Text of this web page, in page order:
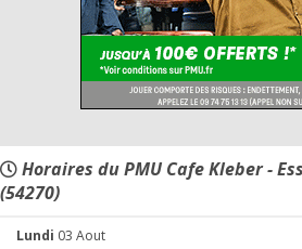
Horaires du PMU Cafe Kleber -
(54270)
Lundi 03 Aout